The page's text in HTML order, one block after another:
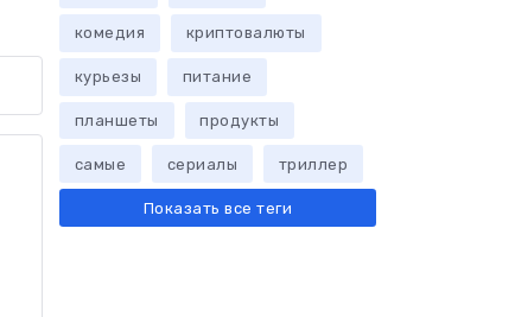
комедия криптовалюты
курьезы питание
планшеты продукты
самые сериалы триллер
Показать все теги